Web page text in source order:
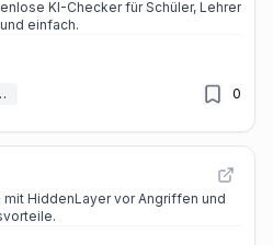
KI-Checker für Schüler, Lehrer
einfach.
0
HiddenLayer vor Angriffen und